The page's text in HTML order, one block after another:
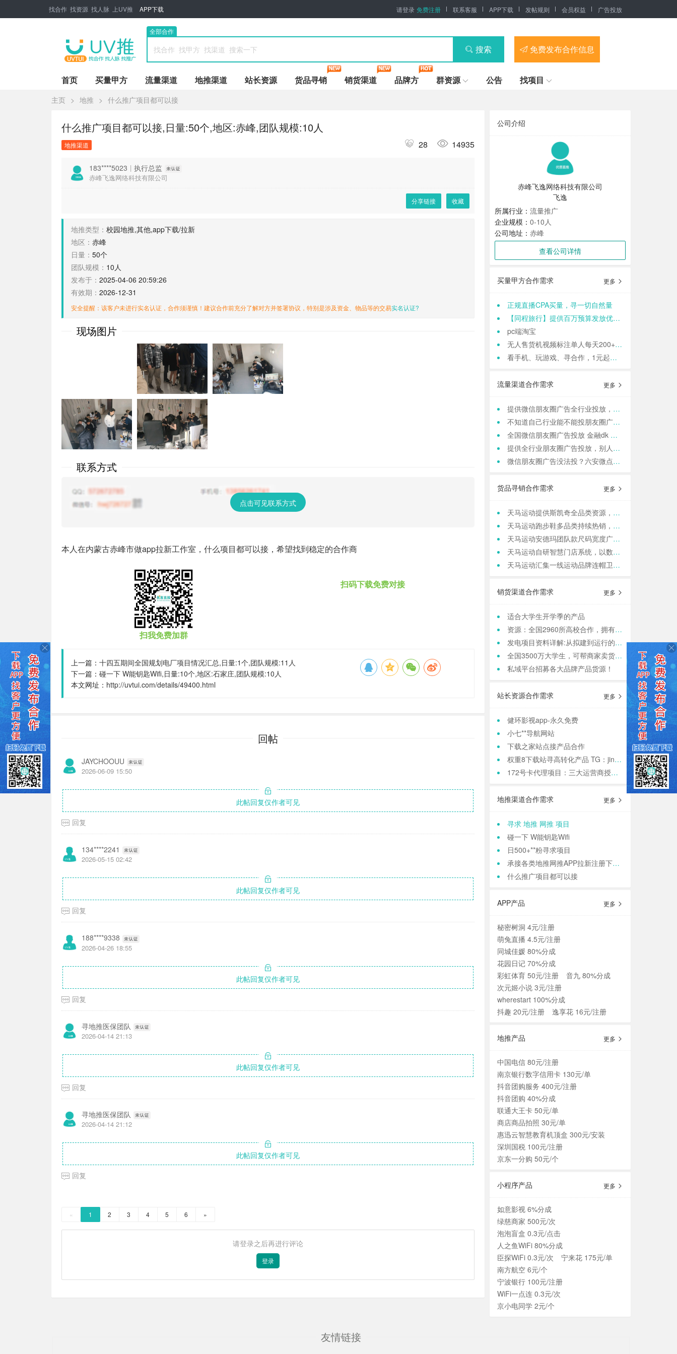
找合作 找资源 找人脉 上UV推 APP下载 请登录 免费注册 联系客服 APP下载 发帖规则 会员权益 广告投放
全部合作
搜索 免费发布合作信息
首页 买量甲方 流量渠道 地推渠道 站长资源 货品寻销 销货渠道 品牌方 群资源 公告 找项目
主页 > 地推 > 什么推广项目都可以接
什么推广项目都可以接,日量:50个,地区:赤峰,团队规模:10人
地推渠道 28 14935
183****5023 | 执行总监
赤峰飞逸网络科技有限公司
分享链接 收藏
地推类型： 校园地推,其他,app下载/拉新
地区： 赤峰
日量： 50个
团队规模： 10人
发布于： 2025-04-06 20:59:26
有效期： 2026-12-31
安全提醒：该客户未进行实名认证，合作须谨慎！建议合作前充分了解对方并签署协议，特别是涉及资金、物品等的交易实名认证?
现场图片
联系方式
点击可见联系方式
本人在内蒙古赤峰市做app拉新工作室，什么项目都可以接，希望找到稳定的合作商
扫我免费加群
扫码下载免费对接
上一篇： 十四五期间全国规划电厂项目情况汇总,日量:1个,团队规模:11人
下一篇： 碰一下 W能钥匙Wifi,日量:10个,地区:石家庄,团队规模:10人
本文网址： http://uvtui.com/details/49400.html
回帖
JAYCHOOUU
2026-06-09 15:50
此帖回复仅作者可见
回复
134****2241
2026-05-15 02:42
此帖回复仅作者可见
回复
188****9338
2026-04-26 18:55
此帖回复仅作者可见
回复
寻地推医保团队
2026-04-14 21:13
此帖回复仅作者可见
回复
寻地推医保团队
2026-04-14 21:12
此帖回复仅作者可见
回复
« 1 2 3 4 5 6 »
请登录之后再进行评论
登录
公司介绍
赤峰飞逸网络科技有限公司
飞逸
所属行业： 流量推广
企业规模： 0-10人
公司地址： 赤峰
查看公司详情
买量甲方合作需求 更多
正规直播CPA买量，寻一切自然量
【同程旅行】提供百万预算发放优惠券，寻cps流量渠道
pc端淘宝
无人售货机视频标注单人每天200+适合各种人群 结算:日结
看手机、玩游戏、寻合作，1元起提现，零门槛加入,轻轻松松日结,寻找合作小伙伴（CPA/CPL）
流量渠道合作需求 更多
提供微信朋友圈广告全行业投放，一站式运营，当头出图，包过审！
不知道自己行业能不能投朋友圈广告？来这里，六安微点全行业可投！包资质！
全国微信朋友圈广告投放 金融dk 上门spa k12教育 相亲 医院医美 国学等禁投行业包资质 过审 无需保证金
提供全行业朋友圈广告投放，别人不接的我们接！高效出图、专业运营！
微信朋友圈广告没法投？六安微点全行业可跑，任何行业，当天出图，包过审！
货品寻销合作需求 更多
天马运动提供斯凯奇全品类资源，寻求团购老板咨询合作
天马运动跑步鞋多品类持续热销，现货库存保障旺季补货
天马运动安德玛团队款尺码宽度广，满足团队统一着装采购需求
天马运动自研智慧门店系统，以数据驱动动销管理，帮实体商家轻量化运营
天马运动汇集一线运动品牌连帽卫衣，现货保障支持快速补货，寻求b端商家合作
销货渠道合作需求 更多
适合大学生开学季的产品
资源：全国2960所高校合作，拥有4000w大学生用户资源，8万+发底薪的校内学生团长，需求符合大学生日常消费的产品，可保RIO
发电项目资料详解:从拟建到运行的全方位俯瞰
全国3500万大学生，可帮商家卖货，保销售额，同时做品宣和私域搭建！
私域平台招募各大品牌产品货源！
站长资源合作需求 更多
健环影视app-永久免费
小七**导航网站
下载之家站点接产品合作
权重8下载站寻高转化产品 TG：jinqiang83
172号卡代理项目：三大运营商授权，正规渠道高**
地推渠道合作需求 更多
寻求 地推 网推 项目
碰一下 W能钥匙Wifi
日500+**粉寻求项目
承接各类地推网推APP拉新注册下载 等等业务
什么推广项目都可以接
APP产品 更多
秘密树洞 4元/注册
萌兔直播 4.5元/注册
同城佳媛 80%分成
花园日记 70%分成
彩虹体育 50元/注册
音九 80%分成
次元姬小说 3元/注册
wherestart 100%分成
抖趣 20元/注册
逸享花 16元/注册
地推产品 更多
中国电信 80元/注册
南京银行数字信用卡 130元/单
抖音团购服务 400元/注册
抖音团购 40%分成
联通大王卡 50元/单
商店商品拍照 30元/单
惠迅云智慧教育机顶盒 300元/安装
深圳国税 100元/注册
京东一分购 50元/个
小程序产品 更多
如意影视 6%分成
绿慈商家 500元/次
泡泡盲盒 0.3元/点击
人之鱼WiFi 80%分成
臣探WiFi 0.3元/次
宁来花 175元/单
南方航空 6元/个
宁波银行 100元/注册
WiFi一点连 0.3元/次
京小电同学 2元/个
友情链接